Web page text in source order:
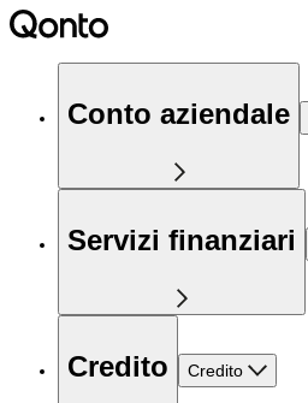
Conto aziendale
Servizi finanziari
Credito Credito